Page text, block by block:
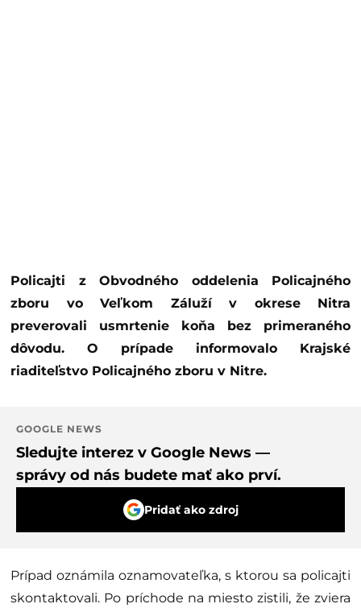
Policajti z Obvodného oddelenia Policajného
zboru vo Veľkom Záluží v okrese Nitra
preverovali usmrtenie koňa bez primeraného
dôvodu. O prípade informovalo Krajské
riaditeľstvo Policajného zboru v Nitre.
GOOGLE NEWS
Sledujte interez v Google News —
správy od nás budete mať ako prví.
Pridať ako zdroj
Prípad oznámila oznamovateľka, s ktorou sa policajti
skontaktovali. Po príchode na miesto zistili, že zviera